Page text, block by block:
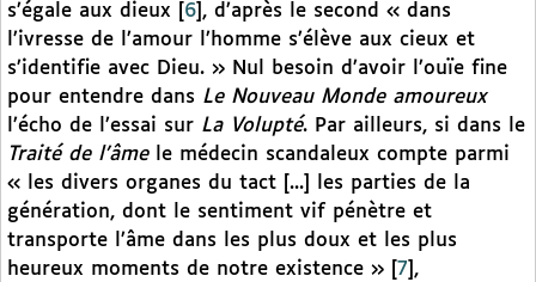
s’égale aux dieux
6 , d’après le second « dans
l’ivresse de l’amour l’homme s’élève aux cieux et
s’identifie avec Dieu. » Nul besoin d’avoir l’ouïe fine
pour entendre dans Le Nouveau Monde amoureux
l’écho de l’essai sur La Volupté. Par ailleurs, si dans le
Traité de l’âmele médecin scandaleux compte parmi
« les divers organes du tact [...] les parties de la
génération, dont le sentiment vif pénètre et
transporte l’âme dans les plus doux et les plus
heureux moments de notre existence »
7 ,